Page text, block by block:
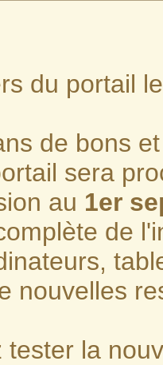
du portail
de bons
sera
au 1er
de
nouvelles
tester la